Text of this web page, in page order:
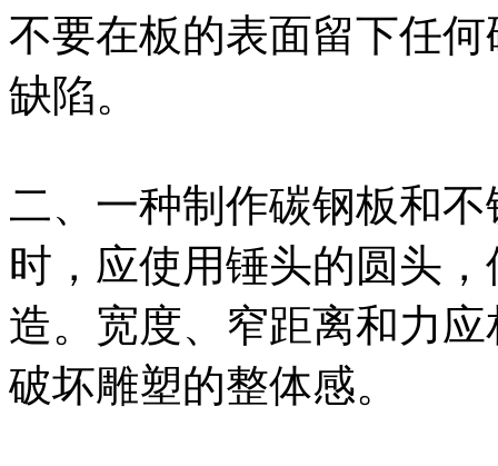
不要在板的表面留下任
缺陷。
二、一种制作碳钢板和
时，应使用锤头的圆头
造。宽度、窄距离和力
破坏雕塑的整体感。